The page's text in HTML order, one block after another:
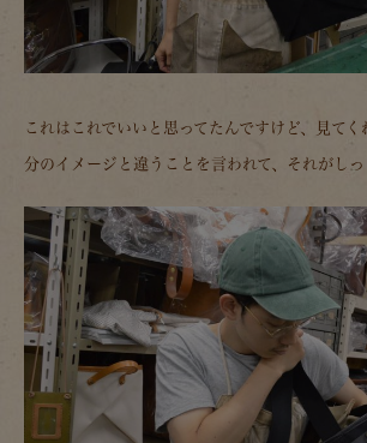
これはこれでいいと思ってたんですけど、見て
分のイメージと違うことを言われて、それがしっ